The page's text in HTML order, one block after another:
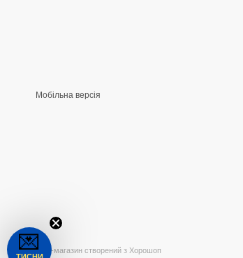
Мобільна версія
Інтернет-магазин створений з Хорошоп
💌